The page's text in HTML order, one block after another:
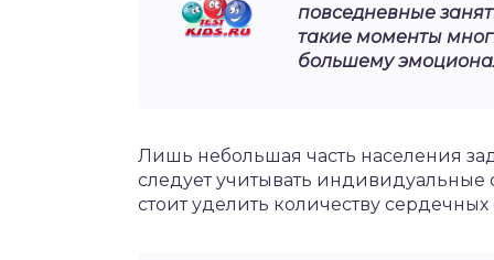
повседневные
такие моменты
большему
Лишь небольшая часть населения
следует учитывать
стоит уделить количеству